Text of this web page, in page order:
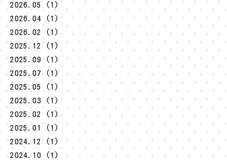
2026.05 (1)
2026.04 (1)
2026.02 (1)
2025.12 (1)
2025.09 (1)
2025.07 (1)
2025.05 (1)
2025.03 (1)
2025.02 (1)
2025.01 (1)
2024.12 (1)
2024.10 (1)